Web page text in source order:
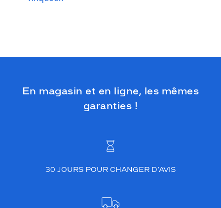
En magasin et en ligne, les mêmes
garanties !
30 JOURS POUR CHANGER D’AVIS